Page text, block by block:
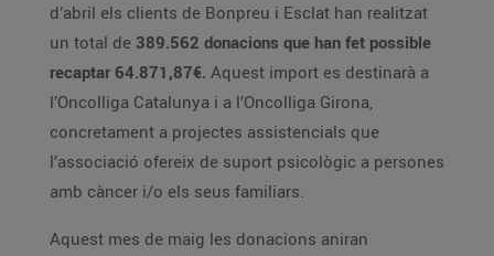
d’abril els clients de Bonpreu i Esclat han realitzat
un total de 389.562 donacions que han fet possible
recaptar 64.871,87€. Aquest import es destinarà a
l’Oncolliga Catalunya i a l’Oncolliga Girona,
concretament a projectes assistencials que
l’associació ofereix de suport psicològic a persones
amb càncer i/o els seus familiars.
Aquest mes de maig les donacions aniran